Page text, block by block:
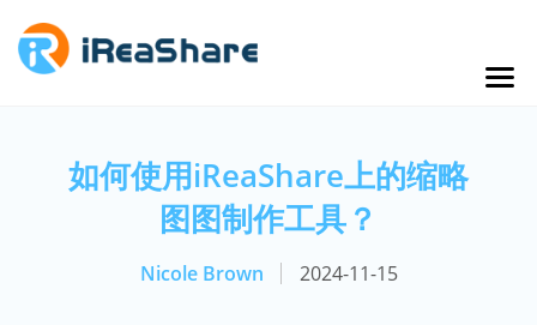
如何使用iReaShare上的缩略
图图制作工具？
Nicole Brown 2024-11-15